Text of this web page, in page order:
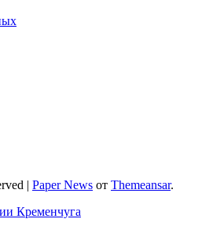
| Paper News от Themeansar.
Кременчуга